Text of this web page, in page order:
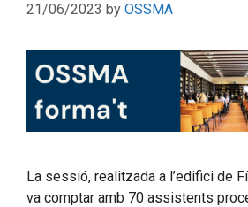
21/06/2023 by OSSMA
La sessió, realitzada a l’edifici de
va comptar amb 70 assistents